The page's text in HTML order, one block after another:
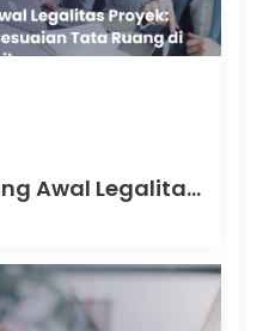
KKPR sebagai Gerbang Awal Legalitas Proyek: Strategi Memastikan Kesesuaian Tata Ruang di Era Perizinan Berbasis Risiko